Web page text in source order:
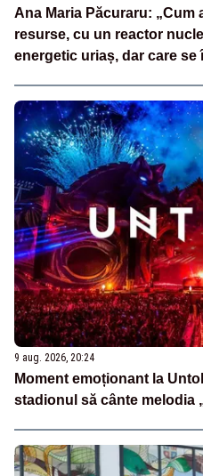
Ana Maria Păcuraru: „Cum
resurse, cu un reactor
energetic uriaș, dar care
9 aug. 2026, 20:24
Moment emoționant la
stadionul să cânte melodia